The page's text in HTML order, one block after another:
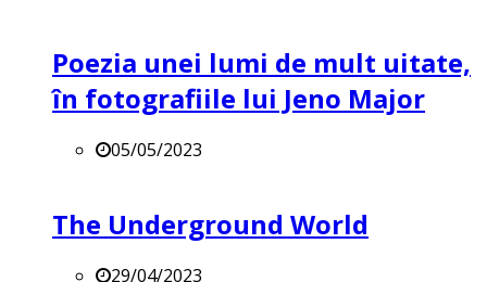
Poezia unei lumi de mult uitate,
în fotografiile lui Jeno Major
05/05/2023
The Underground World
29/04/2023